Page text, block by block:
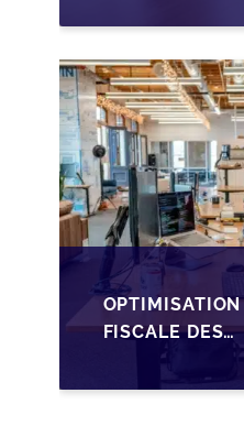
SOPARFI
OPTIMISATION
FISCALE DES
LA HOLDING